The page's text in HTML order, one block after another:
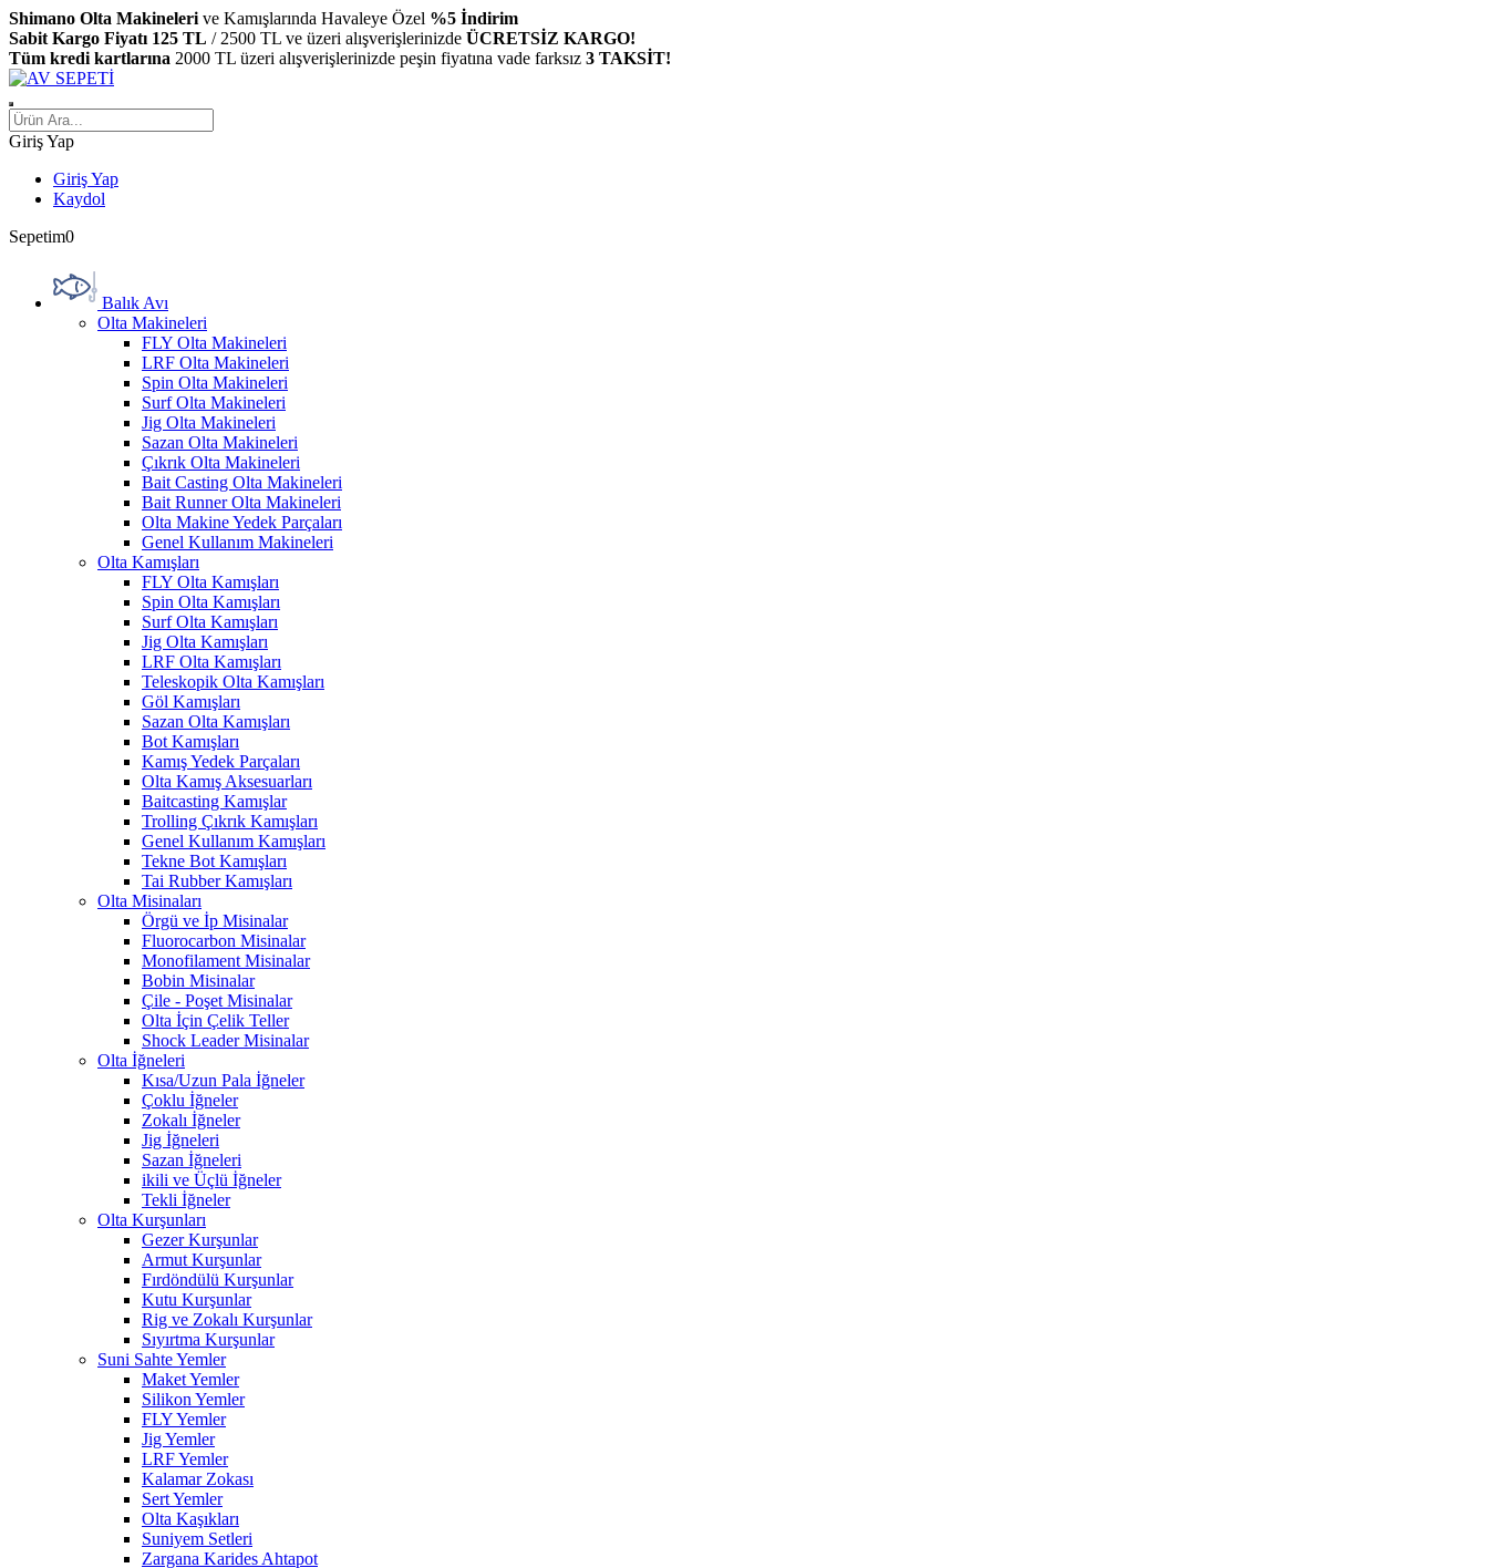
Shimano Olta Makineleri ve Kamışlarında Havaleye Özel %5 İndirim
Sabit Kargo Fiyatı 125 TL / 2500 TL ve üzeri alışverişlerinizde ÜCRETSİZ KARGO!
Tüm kredi kartlarına 2000 TL üzeri alışverişlerinizde peşin fiyatına vade farksız 3 TAKSİT!
Giriş Yap
Giriş Yap
Kaydol
Sepetim0
Balık Avı
Olta Makineleri
FLY Olta Makineleri
LRF Olta Makineleri
Spin Olta Makineleri
Surf Olta Makineleri
Jig Olta Makineleri
Sazan Olta Makineleri
Çıkrık Olta Makineleri
Bait Casting Olta Makineleri
Bait Runner Olta Makineleri
Olta Makine Yedek Parçaları
Genel Kullanım Makineleri
Olta Kamışları
FLY Olta Kamışları
Spin Olta Kamışları
Surf Olta Kamışları
Jig Olta Kamışları
LRF Olta Kamışları
Teleskopik Olta Kamışları
Göl Kamışları
Sazan Olta Kamışları
Bot Kamışları
Kamış Yedek Parçaları
Olta Kamış Aksesuarları
Baitcasting Kamışlar
Trolling Çıkrık Kamışları
Genel Kullanım Kamışları
Tekne Bot Kamışları
Tai Rubber Kamışları
Olta Misinaları
Örgü ve İp Misinalar
Fluorocarbon Misinalar
Monofilament Misinalar
Bobin Misinalar
Çile - Poşet Misinalar
Olta İçin Çelik Teller
Shock Leader Misinalar
Olta İğneleri
Kısa/Uzun Pala İğneler
Çoklu İğneler
Zokalı İğneler
Jig İğneleri
Sazan İğneleri
ikili ve Üçlü İğneler
Tekli İğneler
Olta Kurşunları
Gezer Kurşunlar
Armut Kurşunlar
Fırdöndülü Kurşunlar
Kutu Kurşunlar
Rig ve Zokalı Kurşunlar
Sıyırtma Kurşunlar
Suni Sahte Yemler
Maket Yemler
Silikon Yemler
FLY Yemler
Jig Yemler
LRF Yemler
Kalamar Zokası
Sert Yemler
Olta Kaşıkları
Suniyem Setleri
Zargana Karides Ahtapot